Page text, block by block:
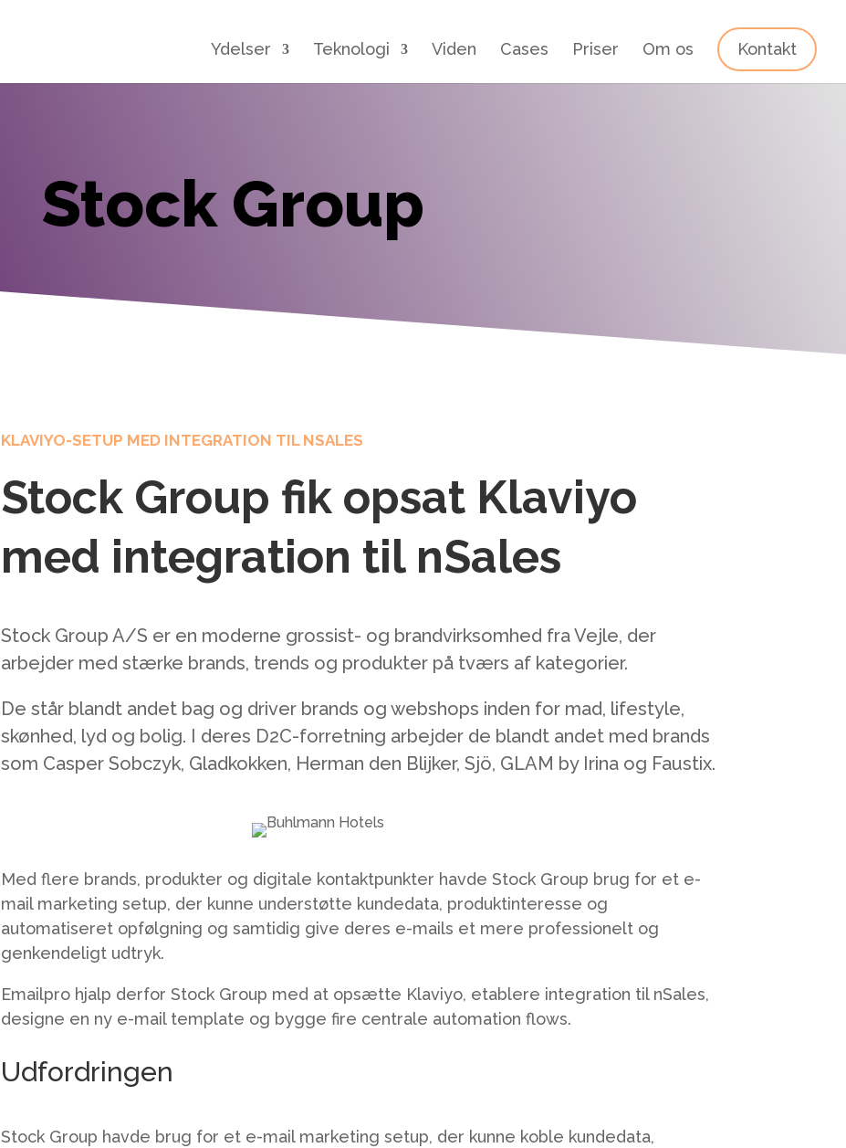
Ydelser Teknologi Viden Cases Priser Om os Kontakt
Stock Group
KLAVIYO-SETUP MED INTEGRATION TIL NSALES
Stock Group fik opsat Klaviyo
med integration til nSales
Stock Group A/S er en moderne grossist- og brandvirksomhed fra Vejle, der
arbejder med stærke brands, trends og produkter på tværs af kategorier.
De står blandt andet bag og driver brands og webshops inden for mad, lifestyle,
skønhed, lyd og bolig. I deres D2C-forretning arbejder de blandt andet med brands
som Casper Sobczyk, Gladkokken, Herman den Blijker, Sjö, GLAM by Irina og Faustix.
Med flere brands, produkter og digitale kontaktpunkter havde Stock Group brug for et e-
mail marketing setup, der kunne understøtte kundedata, produktinteresse og
automatiseret opfølgning og samtidig give deres e-mails et mere professionelt og
genkendeligt udtryk.
Emailpro hjalp derfor Stock Group med at opsætte Klaviyo, etablere integration til nSales,
designe en ny e-mail template og bygge fire centrale automation flows.
Udfordringen
Stock Group havde brug for et e-mail marketing setup, der kunne koble kundedata,